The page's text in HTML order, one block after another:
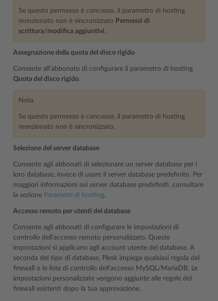
Se questo permesso è concesso, il parametro di hosting
menzionato non è sincronizzato Permessi di
scrittura/modifica aggiuntivi.
Assegnazione della quota del disco rigido
Consente all’abbonato di configurare il parametro di hosting
Quota del disco rigido.
Nota
Se questo permesso è concesso, il parametro di hosting
menzionato non è sincronizzato.
Selezione del server database
Consente agli abbonati di selezionare un server database per i
loro database, invece di usare il server database predefinito. Per
maggiori informazioni sui server database predefiniti, consultare
la sezione Parametri di hosting.
Accesso remoto per utenti del database
Consente agli abbonati di configurare le impostazioni di
controllo dell’accesso remoto personalizzato. Queste
impostazioni si applicano agli account utente del database. A
seconda del tipo di database, Plesk impiega qualsiasi regola del
firewall o le liste di controllo dell’accesso MySQL/MariaDB. Le
impostazioni personalizzate vengono aggiunte alle regole del
firewall esistenti dopo la tua approvazione.